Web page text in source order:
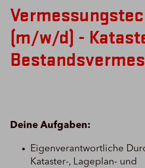
(m/w/d) -
Deine Aufgaben:
Eigenverantwortliche
Kataster-, Lageplan- und